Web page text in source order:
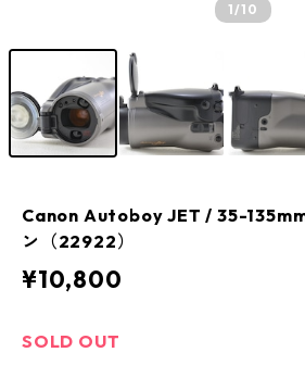
1/10
Canon Autoboy JET / 35-
ン（22922）
¥10,800
SOLD OUT